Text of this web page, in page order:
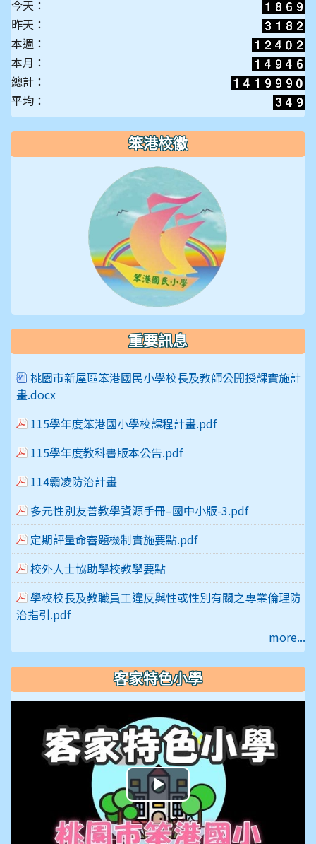
今天：
昨天：
本週：
本月：
總計：
平均：
笨港校徽
重要訊息
桃園市新屋區笨港國民小學校長及教師公開授課實施計
畫.docx
115學年度笨港國小學校課程計畫.pdf
115學年度教科書版本公告.pdf
114霸凌防治計畫
多元性別友善教學資源手冊–國中小版-3.pdf
定期評量命審題機制實施要點.pdf
校外人士協助學校教學要點
學校校長及教職員工違反與性或性別有關之專業倫理防
治指引.pdf
more...
客家特色小學
播
放